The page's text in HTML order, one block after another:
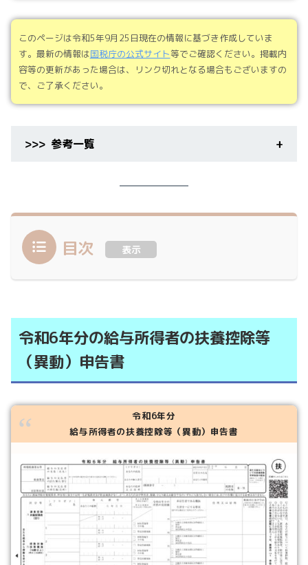
このページは令和5年9月25日現在の情報に基づき作成していま
す。最新の情報は国税庁の公式サイト等でご確認ください。掲載内
容等の更新があった場合は、リンク切れとなる場合もございますの
で、ご了承ください。
参考一覧
目次 表示
令和6年分の給与所得者の扶養控除等
（異動）申告書
令和6年分
給与所得者の扶養控除等（異動）申告書